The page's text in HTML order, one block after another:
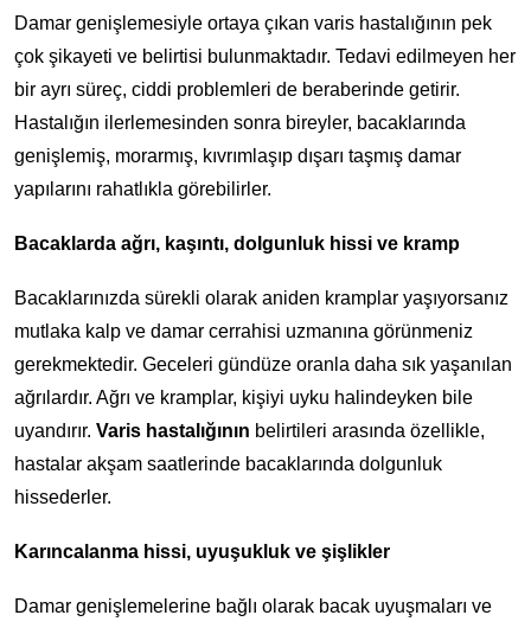
Damar genişlemesiyle ortaya çıkan varis hastalığının pek
çok şikayeti ve belirtisi bulunmaktadır. Tedavi edilmeyen her
bir ayrı süreç, ciddi problemleri de beraberinde getirir.
Hastalığın ilerlemesinden sonra bireyler, bacaklarında
genişlemiş, morarmış, kıvrımlaşıp dışarı taşmış damar
yapılarını rahatlıkla görebilirler.
Bacaklarda ağrı, kaşıntı, dolgunluk hissi ve kramp
Bacaklarınızda sürekli olarak aniden kramplar yaşıyorsanız
mutlaka kalp ve damar cerrahisi uzmanına görünmeniz
gerekmektedir. Geceleri gündüze oranla daha sık yaşanılan
ağrılardır. Ağrı ve kramplar, kişiyi uyku halindeyken bile
uyandırır. Varis hastalığının belirtileri arasında özellikle,
hastalar akşam saatlerinde bacaklarında dolgunluk
hissederler.
Karıncalanma hissi, uyuşukluk ve şişlikler
Damar genişlemelerine bağlı olarak bacak uyuşmaları ve